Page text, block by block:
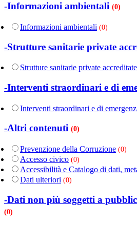
-Informazioni ambientali (0)
Informazioni ambientali (0)
-Strutture sanitarie private
Strutture sanitarie private accreditate
-Interventi straordinari e di
Interventi straordinari e di
-Altri contenuti (0)
Prevenzione della Corruzione (0)
Accesso civico (0)
Accessibilità e Catalogo di dati,
Dati ulteriori (0)
-Dati non più soggetti a
(0)